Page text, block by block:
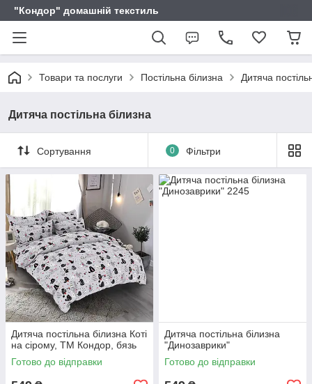
"Кондор" домашній текстиль
Товари та послуги Постільна білизна Дитяча
Дитяча постільна білизна
Сортування 0 Фільтри
Дитяча постільна білизна Коті
на сірому, ТМ Кондор, бязь
Готово до відправки
Дитяча постільна білизна
"Динозаврики"
Готово до відправки